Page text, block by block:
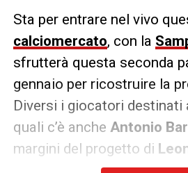
Sta per entrare nel vivo
calciomercato, con la
sfrutterà questa seconda
gennaio per ricostruire la
Diversi i giocatori destinati
quali c’è anche Antonio
margini del progetto di